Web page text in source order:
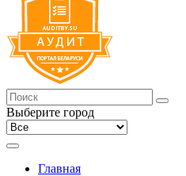
Выберите город
Главная